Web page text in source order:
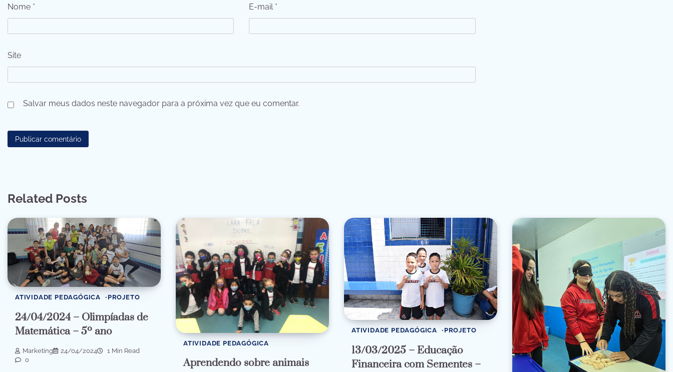
Nome * E-mail *
Site
Salvar meus dados neste navegador para a próxima vez que eu comentar.
Related Posts
ATIVIDADE PEDAGÓGICA PROJETO
24/04/2024 – Olimpíadas de
Matemática – 5º ano
Marketing 24/04/2024
1 Min Read
0
ATIVIDADE PEDAGÓGICA
Aprendendo sobre animais
ATIVIDADE PEDAGÓGICA PROJETO
13/03/2025 – Educação
Financeira com Sementes –